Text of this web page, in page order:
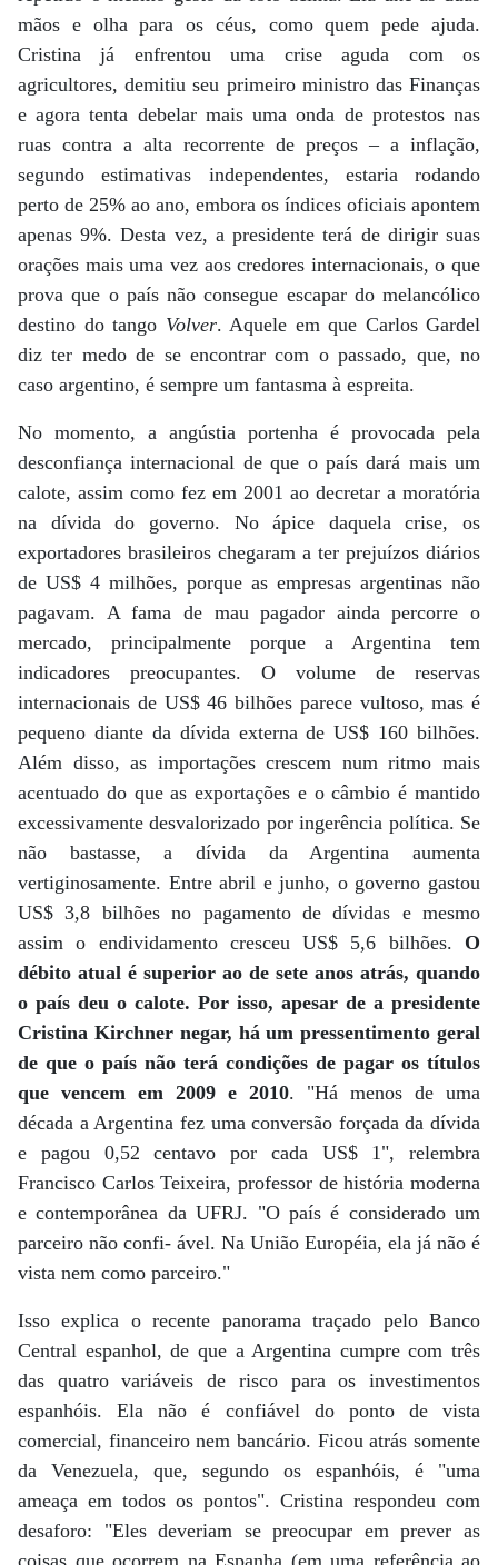
mãos e olha para os céus, como quem pede ajuda.
Cristina já enfrentou uma crise aguda com os
agricultores, demitiu seu primeiro ministro das Finanças
e agora tenta debelar mais uma onda de protestos nas
ruas contra a alta recorrente de preços – a inflação,
segundo estimativas independentes, estaria rodando
perto de 25% ao ano, embora os índices oficiais apontem
apenas 9%. Desta vez, a presidente terá de dirigir suas
orações mais uma vez aos credores internacionais, o que
prova que o país não consegue escapar do melancólico
destino do tango Volver. Aquele em que Carlos Gardel
diz ter medo de se encontrar com o passado, que, no
caso argentino, é sempre um fantasma à espreita.
No momento, a angústia portenha é provocada pela
desconfiança internacional de que o país dará mais um
calote, assim como fez em 2001 ao decretar a moratória
na dívida do governo. No ápice daquela crise, os
exportadores brasileiros chegaram a ter prejuízos diários
de US$ 4 milhões, porque as empresas argentinas não
pagavam. A fama de mau pagador ainda percorre o
mercado, principalmente porque a Argentina tem
indicadores preocupantes. O volume de reservas
internacionais de US$ 46 bilhões parece vultoso, mas é
pequeno diante da dívida externa de US$ 160 bilhões.
Além disso, as importações crescem num ritmo mais
acentuado do que as exportações e o câmbio é mantido
excessivamente desvalorizado por ingerência política. Se
não bastasse, a dívida da Argentina aumenta
vertiginosamente. Entre abril e junho, o governo gastou
US$ 3,8 bilhões no pagamento de dívidas e mesmo
assim o endividamento cresceu US$ 5,6 bilhões. O
débito atual é superior ao de sete anos atrás, quando
o país deu o calote. Por isso, apesar de a presidente
Cristina Kirchner negar, há um pressentimento geral
de que o país não terá condições de pagar os títulos
que vencem em 2009 e 2010. "Há menos de uma
década a Argentina fez uma conversão forçada da dívida
e pagou 0,52 centavo por cada US$ 1", relembra
Francisco Carlos Teixeira, professor de história moderna
e contemporânea da UFRJ. "O país é considerado um
parceiro não confi- ável. Na União Européia, ela já não é
vista nem como parceiro."
Isso explica o recente panorama traçado pelo Banco
Central espanhol, de que a Argentina cumpre com três
das quatro variáveis de risco para os investimentos
espanhóis. Ela não é confiável do ponto de vista
comercial, financeiro nem bancário. Ficou atrás somente
da Venezuela, que, segundo os espanhóis, é "uma
ameaça em todos os pontos". Cristina respondeu com
desaforo: "Eles deveriam se preocupar em prever as
coisas que ocorrem na Espanha (em uma referência ao